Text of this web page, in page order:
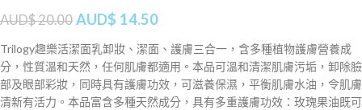
AUD$20.00 AUD$ 14.50
Trilogy趣樂活潔面乳卸妝、潔面、護膚三合一，含多種植物護膚營養成
分，性質溫和天然，任何肌膚都適用。本品可溫和清潔肌膚污垢，卸除臉
部及眼部彩妝，同時具有護膚功效，可滋養保濕，平衡肌膚水油，令肌膚
清新有活力。本品富含多種天然成分，具有多重護膚功效：玫瑰果油既可